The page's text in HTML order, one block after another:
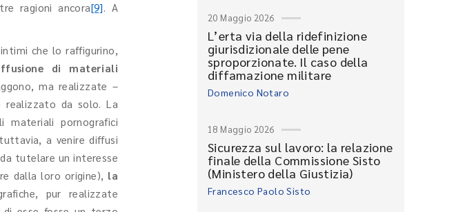
ragioni ancora[9]. A
che lo raffigurino,
di materiali
ma realizzate –
realizzato da solo. La
materiali pornografici
a venire diffusi
tutelare un interesse
dalla loro origine), la
pur realizzate
20 Maggio 2026
L’erta via della ridefinizione
giurisdizionale delle pene
sproporzionate. Il caso della
diffamazione militare
Domenico Notaro
18 Maggio 2026
Sicurezza sul lavoro: la relazione
finale della Commissione Sisto
(Ministero della Giustizia)
Francesco Paolo Sisto